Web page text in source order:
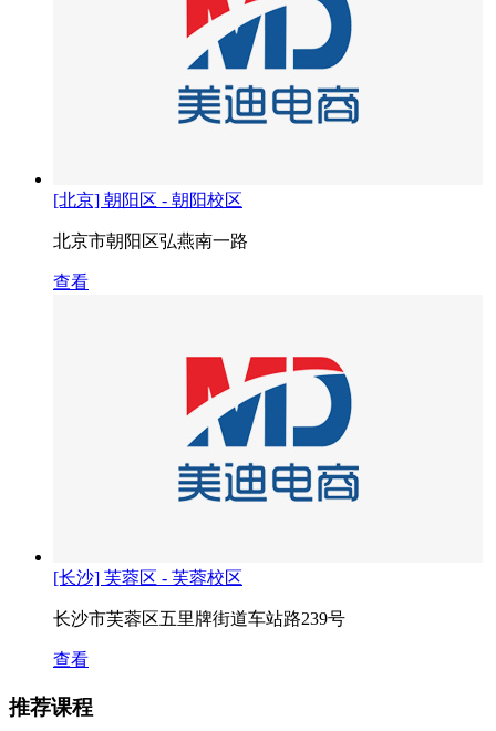
[北京] 朝阳区 - 朝阳校区
北京市朝阳区弘燕南一路
查看
[长沙] 芙蓉区 - 芙蓉校区
长沙市芙蓉区五里牌街道车站路239号
查看
推荐课程